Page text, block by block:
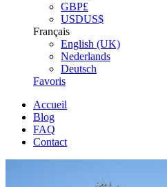
GBP£
USDUS$
Français
English (UK)
Nederlands
Deutsch
Favoris
Accueil
Blog
FAQ
Contact